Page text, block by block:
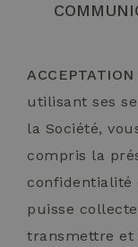
ACCEPTATION
utilisant ses
la Société,
compris la
confidentialité
puisse
transmettre et